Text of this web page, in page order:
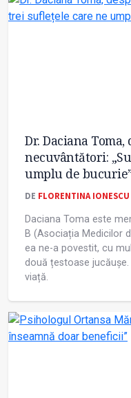
Dr. Daciana
necuvântători:
umplu de
DE FLORENTINA IONESCU
Daciana Toma este
B (Asociația Medicilor
ea ne-a povestit, cu
două țestoase
viață.